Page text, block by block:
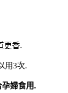
更香.
用3次.
婦食用.